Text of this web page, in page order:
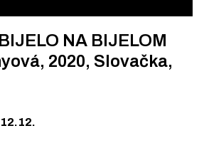
NA BIJELOM
2020, Slovačka,